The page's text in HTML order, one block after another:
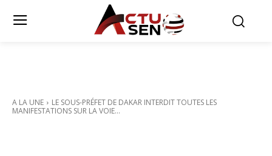
A LA UNE
LE SOUS-PRÉFET DE DAKAR INTERDIT TOUTES LES
MANIFESTATIONS SUR LA VOIE...